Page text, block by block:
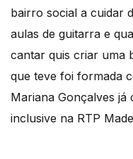
bairro social a cuidar
aulas de guitarra e
cantar quis criar uma
que teve foi formada
Mariana Gonçalves
inclusive na RTP